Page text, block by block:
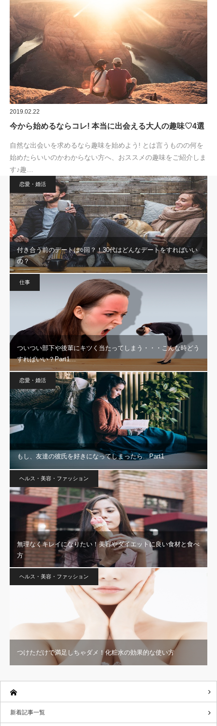
2019.02.22
今から始めるならコレ! 本当に出会える大人の趣味♡4選
自然な出会いを求めるなら趣味を始めよう! とは言うものの何を
始めたらいいのかわからない方へ、おススメの趣味をご紹介しま
す♪趣…
恋愛・婚活
付き合う前のデートは○回？！30代はどんなデートをすればいい
の？
仕事
ついつい部下や後輩にキツく当たってしまう・・・こんな時どう
すればいい？Part1…
恋愛・婚活
もし、友達の彼氏を好きになってしまったら…Part1
ヘルス・美容・ファッション
無理なくキレイになりたい！美容やダイエットに良い食材と食べ
方
ヘルス・美容・ファッション
つけただけで満足しちゃダメ！化粧水の効果的な使い方
新着記事一覧